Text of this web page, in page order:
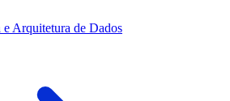
e Arquitetura de Dados